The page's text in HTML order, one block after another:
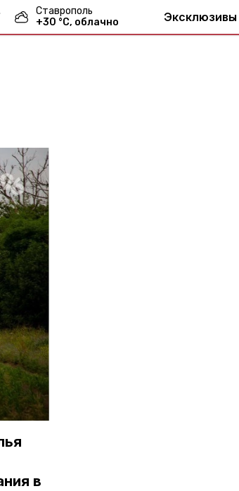
Ставрополь
+30 °С, облачно Эксклюзивы
в